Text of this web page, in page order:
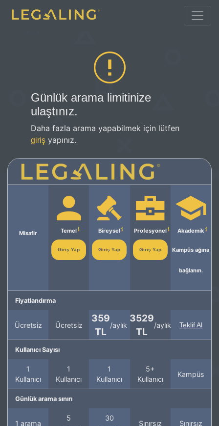
Günlük arama limitinize
ulaştınız.
Daha fazla arama yapabilmek için lütfen
giriş yapınız.
Misafir Temel
Giriş Yap
Bireysel
Giriş Yap
Profesyonel
Giriş Yap
Akademik
Kampüs ağına
bağlanın.
Fiyatlandırma
Ücretsiz Ücretsiz
359
TL
/aylık
3529
TL
/aylık Teklif Al
Kullanıcı Sayısı
1
Kullanıcı
1
Kullanıcı
1
Kullanıcı
5+
Kullanıcı
Kampüs
Günlük arama sınırı
1 arama
5
30
Sınırsız Sınırsız